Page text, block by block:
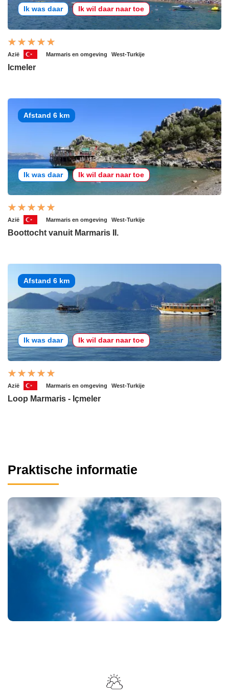
Ik was daar Ik wil daar naar toe
Azië Marmaris en omgeving West-Turkije
Icmeler
Afstand 6 km
Ik was daar Ik wil daar naar toe
Azië Marmaris en omgeving West-Turkije
Boottocht vanuit Marmaris II.
Afstand 6 km
Ik was daar Ik wil daar naar toe
Azië Marmaris en omgeving West-Turkije
Loop Marmaris - Içmeler
Praktische informatie